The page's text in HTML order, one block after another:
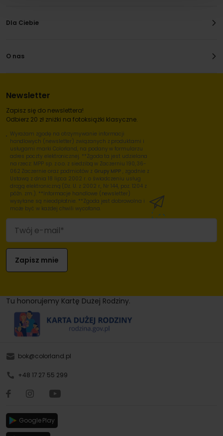
Dla Ciebie
O nas
Newsletter
Zapisz się do newslettera!
Odbierz 20 zł zniżki na fotoksiążki klasyczne.
Wyrażam zgodę na otrzymywanie informacji
handlowych (newsletter) związanych z produktami i
usługami marki Colorland, na podany w formularzu
adres poczty elektronicznej. **Zgoda ta jest udzielana
na rzecz: MPP sp. z o.o. z siedzibą w Zaczerniu 190, 36-
062 Zaczernie oraz podmiotów z Grupy MPP , zgodnie z
Ustawą z dnia 18 lipca 2002 r. o świadczeniu usług
drogą elektroniczną (Dz. U. z 2002 r., Nr 144, poz. 1204 z
późn. zm.). **Informacje handlowe (newsletter)
wysyłane są nieodpłatnie. **Zgoda jest dobrowolna i
może być w każdej chwili wycofana.
Tu honorujemy Kartę Dużej Rodziny.
bok@colorland.pl
+48 17 27 55 299
Google Play